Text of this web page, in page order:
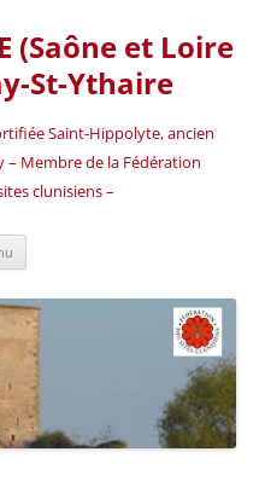
(Saône et Loire
St-Ythaire
Saint-Hippolyte, ancien
– Membre de la Fédération
clunisiens –